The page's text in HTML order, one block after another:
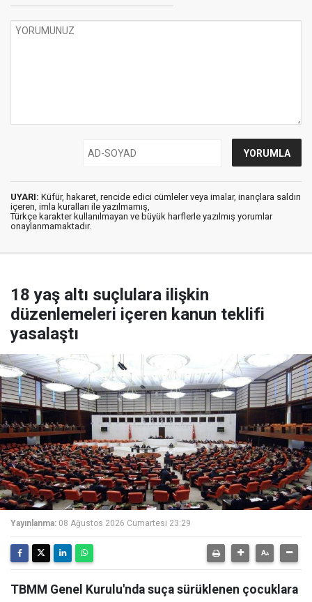
UYARI: Küfür, hakaret, rencide edici cümleler veya imalar, inançlara saldırı
içeren, imla kuralları ile yazılmamış,
Türkçe karakter kullanılmayan ve büyük harflerle yazılmış yorumlar
onaylanmamaktadır.
18 yaş altı suçlulara ilişkin
düzenlemeleri içeren kanun teklifi
yasalaştı
Yayınlanma: 08 Ağustos 2026 Cumartesi 23:29
TBMM Genel Kurulu'nda suça sürüklenen çocuklara